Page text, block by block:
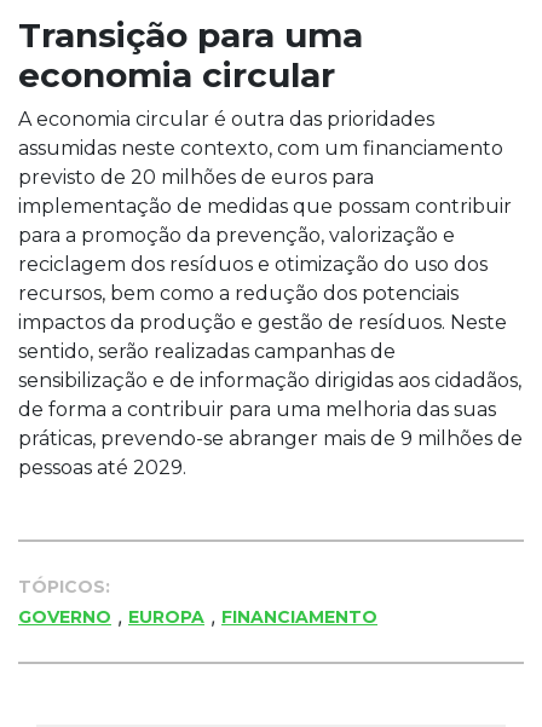
Transição para uma
economia circular
A economia circular é outra das prioridades
assumidas neste contexto, com um financiamento
previsto de 20 milhões de euros para
implementação de medidas que possam contribuir
para a promoção da prevenção, valorização e
reciclagem dos resíduos e otimização do uso dos
recursos, bem como a redução dos potenciais
impactos da produção e gestão de resíduos. Neste
sentido, serão realizadas campanhas de
sensibilização e de informação dirigidas aos cidadãos,
de forma a contribuir para uma melhoria das suas
práticas, prevendo-se abranger mais de 9 milhões de
pessoas até 2029.
TÓPICOS:
GOVERNO , EUROPA , FINANCIAMENTO